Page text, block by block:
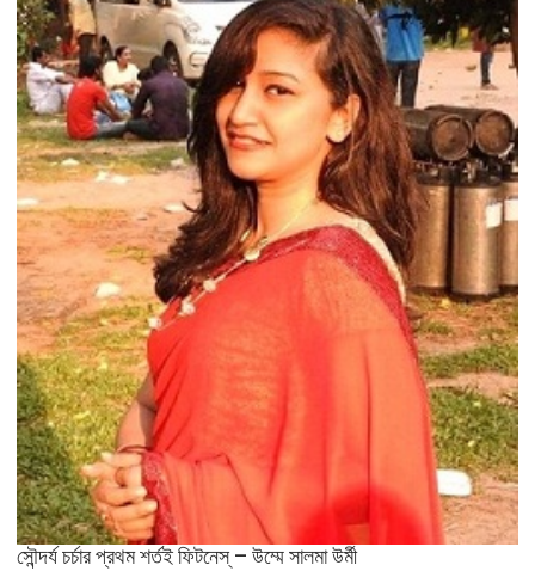
সৌন্দর্য চর্চার প্রথম শর্তই ফিটনেস্ – উম্মে সালমা উর্মী